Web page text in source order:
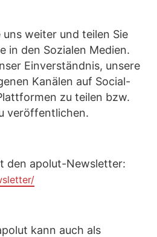
weiter und teilen Sie
in den Sozialen Medien.
Einverständnis, unsere
Kanälen auf Social-
zu teilen bzw.
veröffentlichen.
den apolut-Newsletter:
kann auch als